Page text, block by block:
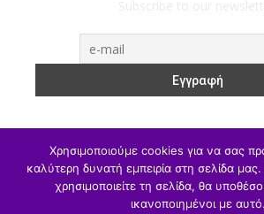
ΥΠΑΙΘΑ Υπηρεσιακά Α/θμια Β/
Θέσεις Εργασίας
Χρησιμοποιούμε cookies για να σας
καλύτερη δυνατή εμπειρία στη σελίδα
χρησιμοποιείτε τη σελίδα, θα
ικανοποιημένοι με αυτό.